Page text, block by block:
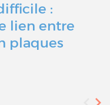
:
lien entre
plaques